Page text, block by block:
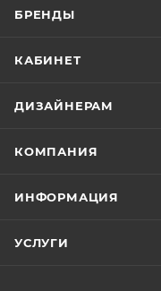
БРЕНДЫ
КАБИНЕТ
ДИЗАЙНЕРАМ
КОМПАНИЯ
ИНФОРМАЦИЯ
УСЛУГИ